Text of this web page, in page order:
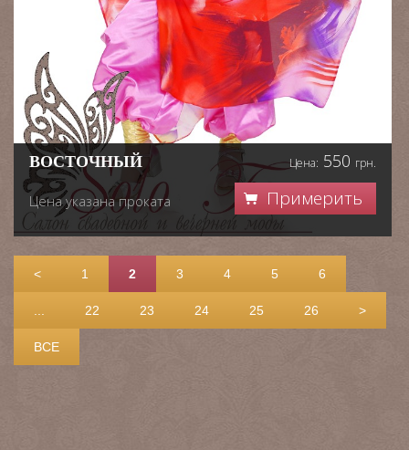
ВОСТОЧНЫЙ
Цена указана проката
Цена: 550 грн.
Примерить
< 1 2 3 4 5 6
22 23 24 25 26 >
ВСЕ